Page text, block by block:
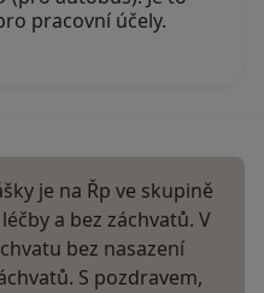
pracovní účely.
je na Řp ve skupině
a bez záchvatů. V
bez nasazení
S pozdravem,